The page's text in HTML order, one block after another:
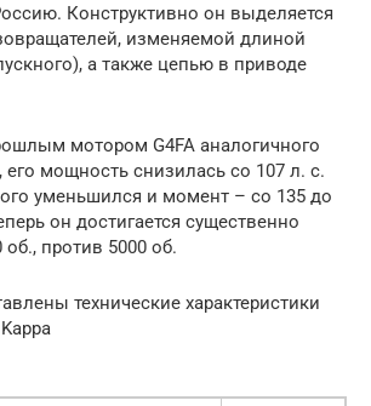
Конструктивно он выделяется
изменяемой длиной
а также цепью в приводе
мотором G4FA аналогичного
его мощность снизилась со 107 л. с.
уменьшился и момент – со 135 до
он достигается существенно
против 5000 об.
технические характеристики